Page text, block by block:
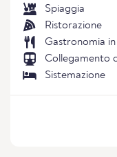
Spiaggia
Ristorazione
Gastronomia
Collegamento
Sistemazione